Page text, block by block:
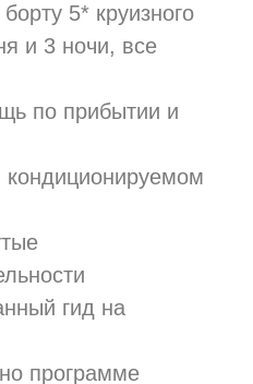
5* круизного
и 3 ночи, все
по прибытии и
гид на
программе